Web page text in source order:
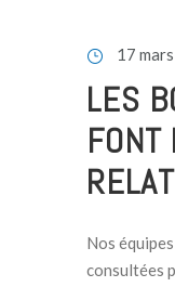
17
LES
FONT
Nos
consultées